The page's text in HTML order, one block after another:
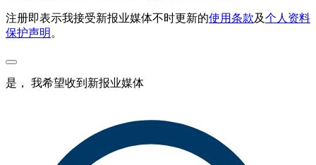
注册即表示我接受新报业媒体不时更新的使用条款及个人资料
保护声明 。
是， 我希望收到新报业媒体